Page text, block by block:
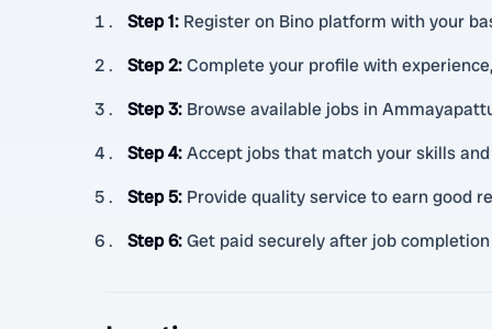
Step 1: Register on Bino platform with your
Step 2:Complete your profile with
Step 3: Browse available jobs in
Step 4:Accept jobs that match your skills
Step 5: Provide quality service to earn good
Step 6:Get paid securely after job